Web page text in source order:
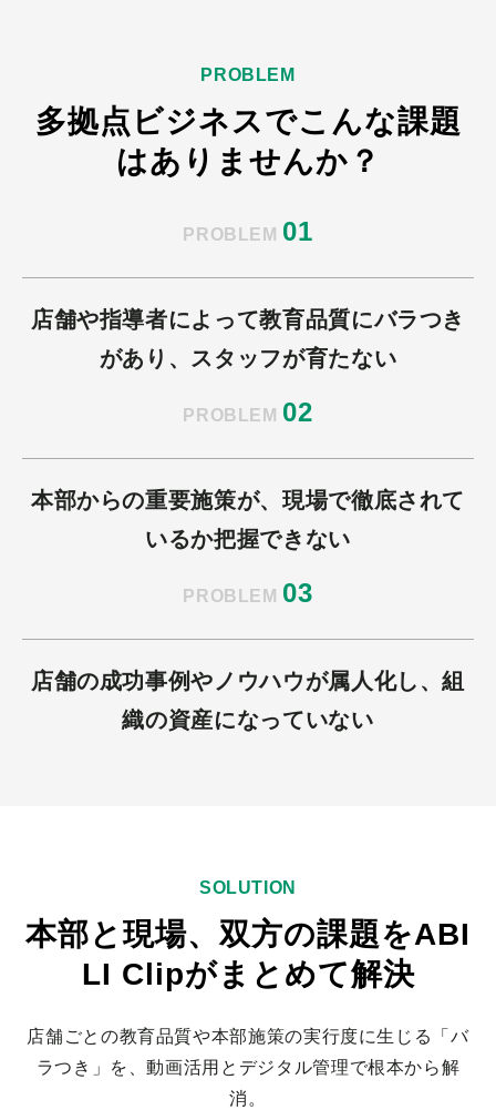
PROBLEM
多拠点ビジネスでこんな課題
はありませんか？
PROBLEM 01
店舗や指導者によって教育品質にバラつき
があり、スタッフが育たない
PROBLEM 02
本部からの重要施策が、現場で徹底されて
いるか把握できない
PROBLEM 03
店舗の成功事例やノウハウが属人化し、組
織の資産になっていない
SOLUTION
本部と現場、双方の課題をABI
LI Clipがまとめて解決
店舗ごとの教育品質や本部施策の実行度に生じる「バ
ラつき」を、動画活用とデジタル管理で根本から解
消。